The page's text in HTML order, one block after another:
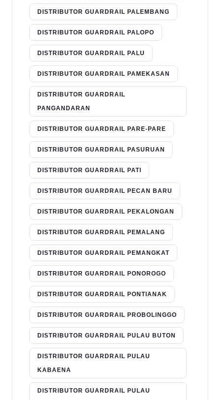
DISTRIBUTOR GUARDRAIL PALEMBANG
DISTRIBUTOR GUARDRAIL PALOPO
DISTRIBUTOR GUARDRAIL PALU
DISTRIBUTOR GUARDRAIL PAMEKASAN
DISTRIBUTOR GUARDRAIL
PANGANDARAN
DISTRIBUTOR GUARDRAIL PARE-PARE
DISTRIBUTOR GUARDRAIL PASURUAN
DISTRIBUTOR GUARDRAIL PATI
DISTRIBUTOR GUARDRAIL PECAN BARU
DISTRIBUTOR GUARDRAIL PEKALONGAN
DISTRIBUTOR GUARDRAIL PEMALANG
DISTRIBUTOR GUARDRAIL PEMANGKAT
DISTRIBUTOR GUARDRAIL PONOROGO
DISTRIBUTOR GUARDRAIL PONTIANAK
DISTRIBUTOR GUARDRAIL PROBOLINGGO
DISTRIBUTOR GUARDRAIL PULAU BUTON
DISTRIBUTOR GUARDRAIL PULAU
KABAENA
DISTRIBUTOR GUARDRAIL PULAU